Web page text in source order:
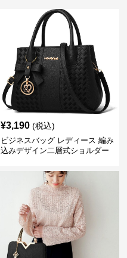
¥3,190 (税込)
ビジネスバッグ レディース 編み
込みデザイン二層式ショルダー